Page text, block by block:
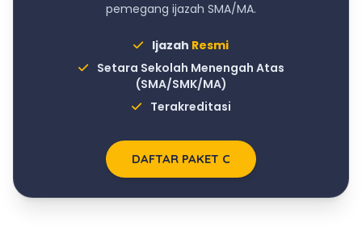
pemegang ijazah SMA/MA.
Ijazah Resmi
Setara Sekolah Menengah Atas
(SMA/SMK/MA)
Terakreditasi
DAFTAR PAKET C